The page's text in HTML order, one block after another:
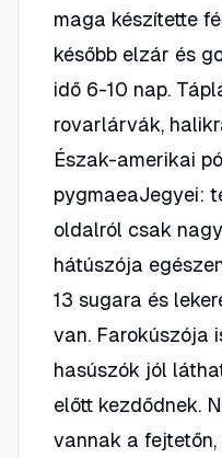
maga készítette
később elzár és
idő 6-10 nap.
rovarlárvák,
Észak-amerikai
pygmaeaJegyei:
oldalról csak
hátúszója
13 sugara és
van. Farokúszója
hasúszók jól
előtt kezdődnek.
vannak a